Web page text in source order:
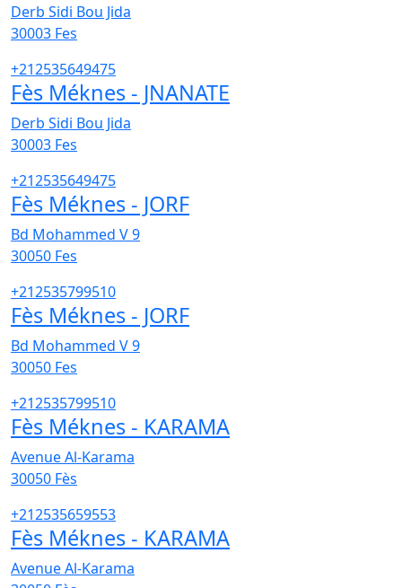
Derb Sidi Bou Jida
30003 Fes
+212535649475
Fès Méknes - JNANATE
Derb Sidi Bou Jida
30003 Fes
+212535649475
Fès Méknes - JORF
Bd Mohammed V 9
30050 Fes
+212535799510
Fès Méknes - JORF
Bd Mohammed V 9
30050 Fes
+212535799510
Fès Méknes - KARAMA
Avenue Al-Karama
30050 Fès
+212535659553
Fès Méknes - KARAMA
Avenue Al-Karama